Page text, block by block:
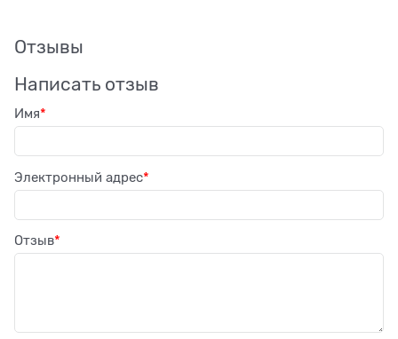
Отзывы
Написать отзыв
Имя
Электронный адрес
Отзыв